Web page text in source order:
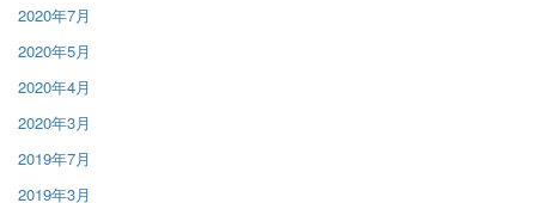
2020年7月
2020年5月
2020年4月
2020年3月
2019年7月
2019年3月